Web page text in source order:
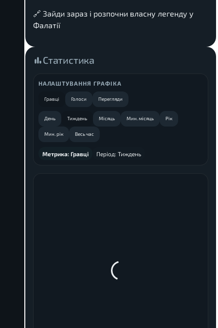
🔗 Зайди зараз і розпочни власну легенду у
Фалатії
Статистика
НАЛАШТУВАННЯ ГРАФІКА
Гравці Голоси Перегляди
День Тиждень Місяць Мин. місяць Рік
Мин. рік Весь час
Метрика: Гравці Період: Тиждень